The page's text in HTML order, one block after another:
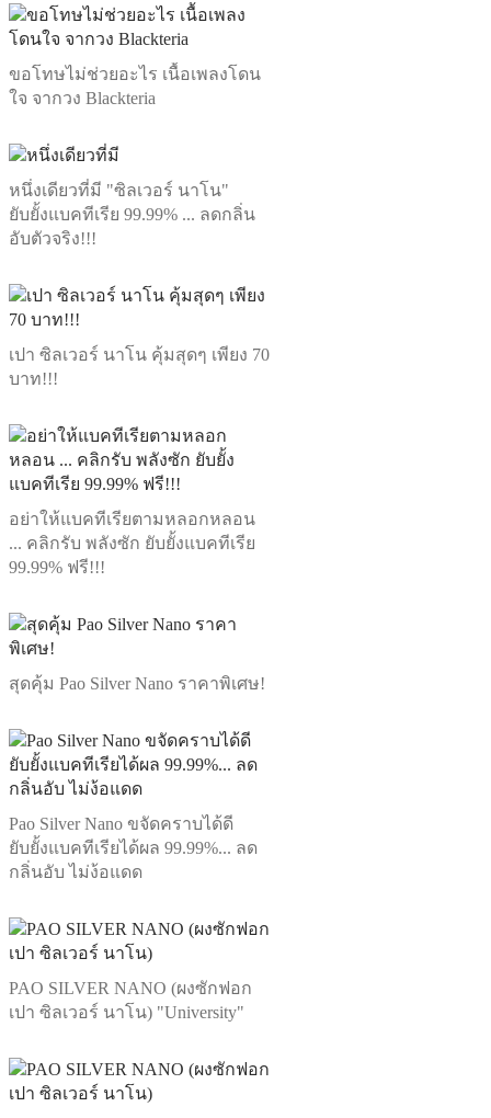
ขอโทษไม่ช่วยอะไร เนื้อเพลงโดน
ใจ จากวง Blackteria
หนึ่งเดียวที่มี "ซิลเวอร์ นาโน"
ยับยั้งแบคทีเรีย 99.99% ... ลดกลิ่น
อับตัวจริง!!!
เปา ซิลเวอร์ นาโน คุ้มสุดๆ เพียง 70
บาท!!!
อย่าให้แบคทีเรียตามหลอกหลอน
... คลิกรับ พลังซัก ยับยั้งแบคทีเรีย
99.99% ฟรี!!!
สุดคุ้ม Pao Silver Nano ราคาพิเศษ!
Pao Silver Nano ขจัดคราบได้ดี
ยับยั้งแบคทีเรียได้ผล 99.99%... ลด
กลิ่นอับ ไม่ง้อแดด
PAO SILVER NANO (ผงซักฟอก
เปา ซิลเวอร์ นาโน) "University"